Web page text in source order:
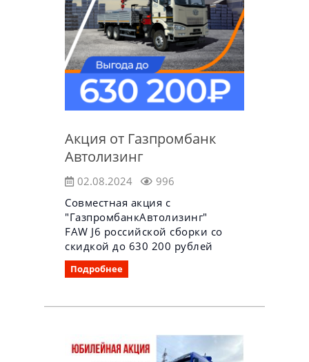
Акция от Газпромбанк
Автолизинг
02.08.2024
996
Совместная акция с
"ГазпромбанкАвтолизинг"
FAW J6 российской сборки со
скидкой до 630 200 рублей
Подробнее